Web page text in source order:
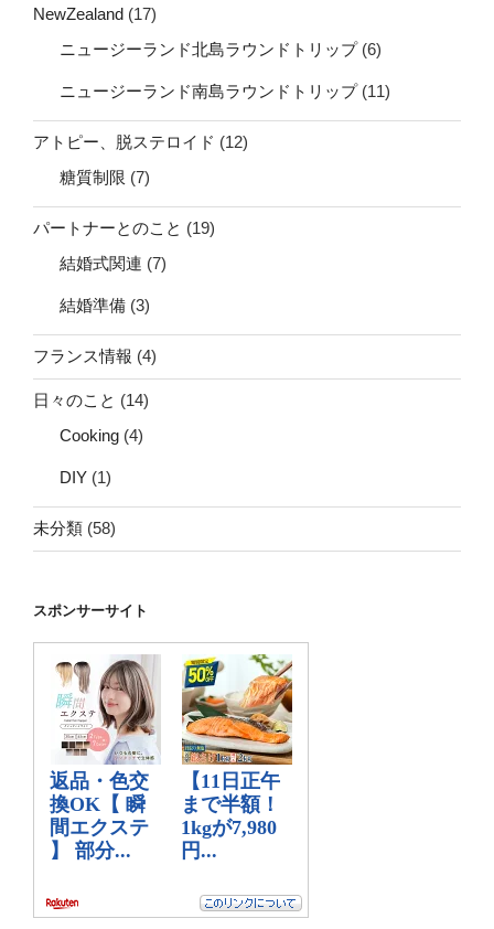
NewZealand (17)
ニュージーランド北島ラウンドトリップ(6)
ニュージーランド南島ラウンドトリップ(11)
アトピー、脱ステロイド (12)
糖質制限 (7)
パートナーとのこと (19)
結婚式関連 (7)
結婚準備 (3)
フランス情報 (4)
日々のこと (14)
Cooking (4)
DIY (1)
未分類 (58)
スポンサーサイト